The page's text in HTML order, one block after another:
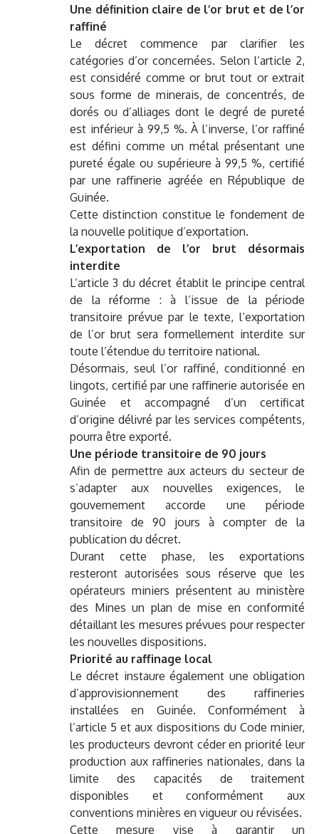
Une définition claire de l’or brut et de l’or
raffiné
Le décret commence par clarifier les
catégories d’or concernées. Selon l’article 2,
est considéré comme or brut tout or extrait
sous forme de minerais, de concentrés, de
dorés ou d’alliages dont le degré de pureté
est inférieur à 99,5 %. À l’inverse, l’or raffiné
est défini comme un métal présentant une
pureté égale ou supérieure à 99,5 %, certifié
par une raffinerie agréée en République de
Guinée.
Cette distinction constitue le fondement de
la nouvelle politique d’exportation.
L’exportation de l’or brut désormais
interdite
L’article 3 du décret établit le principe central
de la réforme : à l’issue de la période
transitoire prévue par le texte, l’exportation
de l’or brut sera formellement interdite sur
toute l’étendue du territoire national.
Désormais, seul l’or raffiné, conditionné en
lingots, certifié par une raffinerie autorisée en
Guinée et accompagné d’un certificat
d’origine délivré par les services compétents,
pourra être exporté.
Une période transitoire de 90 jours
Afin de permettre aux acteurs du secteur de
s’adapter aux nouvelles exigences, le
gouvernement accorde une période
transitoire de 90 jours à compter de la
publication du décret.
Durant cette phase, les exportations
resteront autorisées sous réserve que les
opérateurs miniers présentent au ministère
des Mines un plan de mise en conformité
détaillant les mesures prévues pour respecter
les nouvelles dispositions.
Priorité au raffinage local
Le décret instaure également une obligation
d’approvisionnement des raffineries
installées en Guinée. Conformément à
l’article 5 et aux dispositions du Code minier,
les producteurs devront céder en priorité leur
production aux raffineries nationales, dans la
limite des capacités de traitement
disponibles et conformément aux
conventions minières en vigueur ou révisées.
Cette mesure vise à garantir un